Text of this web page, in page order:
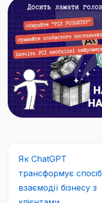
Як ChatGPT
трансформує спосіб
взаємодії бізнесу з